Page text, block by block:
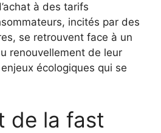
à des tarifs
incités par des
se retrouvent face à un
renouvellement de leur
écologiques qui se
de la fast